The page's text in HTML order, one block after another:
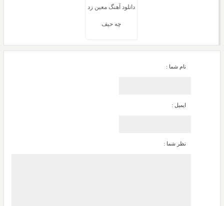
دانلود آهنگ معین زد
چه حیف
نام شما :
ایمیل :
نظر شما :